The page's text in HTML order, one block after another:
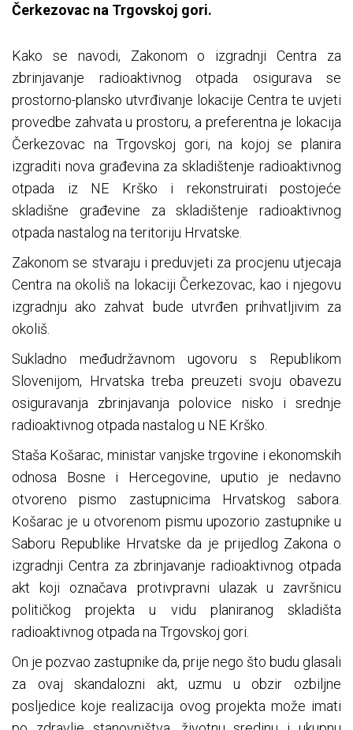
Čerkezovac na Trgovskoj gori.
Kako se navodi, Zakonom o izgradnji Centra za
zbrinjavanje radioaktivnog otpada osigurava se
prostorno-plansko utvrđivanje lokacije Centra te uvjeti
provedbe zahvata u prostoru, a preferentna je lokacija
Čerkezovac na Trgovskoj gori, na kojoj se planira
izgraditi nova građevina za skladištenje radioaktivnog
otpada iz NE Krško i rekonstruirati postojeće
skladišne građevine za skladištenje radioaktivnog
otpada nastalog na teritoriju Hrvatske.
Zakonom se stvaraju i preduvjeti za procjenu utjecaja
Centra na okoliš na lokaciji Čerkezovac, kao i njegovu
izgradnju ako zahvat bude utvrđen prihvatljivim za
okoliš.
Sukladno međudržavnom ugovoru s Republikom
Slovenijom, Hrvatska treba preuzeti svoju obavezu
osiguravanja zbrinjavanja polovice nisko i srednje
radioaktivnog otpada nastalog u NE Krško.
Staša Košarac, ministar vanjske trgovine i ekonomskih
odnosa Bosne i Hercegovine, uputio je nedavno
otvoreno pismo zastupnicima Hrvatskog sabora.
Košarac je u otvorenom pismu upozorio zastupnike u
Saboru Republike Hrvatske da je prijedlog Zakona o
izgradnji Centra za zbrinjavanje radioaktivnog otpada
akt koji označava protivpravni ulazak u završnicu
političkog projekta u vidu planiranog skladišta
radioaktivnog otpada na Trgovskoj gori.
On je pozvao zastupnike da, prije nego što budu glasali
za ovaj skandalozni akt, uzmu u obzir ozbiljne
posljedice koje realizacija ovog projekta može imati